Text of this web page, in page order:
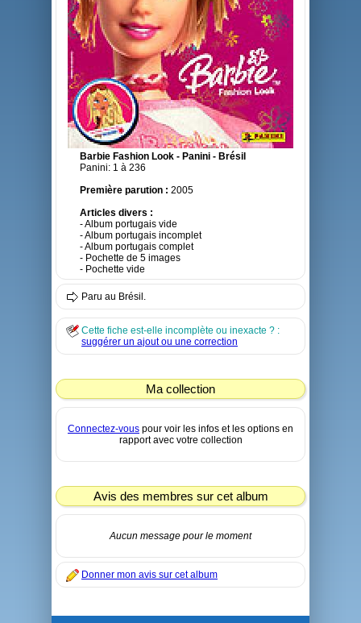
Barbie Fashion Look - Panini - Brésil
Panini: 1 à 236
Première parution : 2005
Articles divers :
- Album portugais vide
- Album portugais incomplet
- Album portugais complet
- Pochette de 5 images
- Pochette vide
Paru au Brésil.
Cette fiche est-elle incomplète ou inexacte ? :
suggérer un ajout ou une correction
Ma collection
Connectez-vous pour voir les infos et les options en
rapport avec votre collection
Avis des membres sur cet album
Aucun message pour le moment
Donner mon avis sur cet album